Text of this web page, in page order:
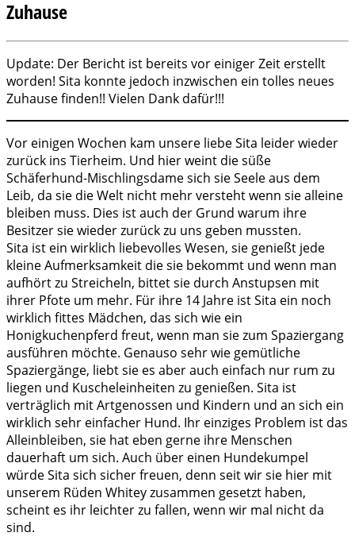
Zuhause
Update: Der Bericht ist bereits vor einiger Zeit erstellt
worden! Sita konnte jedoch inzwischen ein tolles neues
Zuhause finden!! Vielen Dank dafür!!!
Vor einigen Wochen kam unsere liebe Sita leider wieder
zurück ins Tierheim. Und hier weint die süße
Schäferhund-Mischlingsdame sich sie Seele aus dem
Leib, da sie die Welt nicht mehr versteht wenn sie alleine
bleiben muss. Dies ist auch der Grund warum ihre
Besitzer sie wieder zurück zu uns geben mussten.
Sita ist ein wirklich liebevolles Wesen, sie genießt jede
kleine Aufmerksamkeit die sie bekommt und wenn man
aufhört zu Streicheln, bittet sie durch Anstupsen mit
ihrer Pfote um mehr. Für ihre 14 Jahre ist Sita ein noch
wirklich fittes Mädchen, das sich wie ein
Honigkuchenpferd freut, wenn man sie zum Spaziergang
ausführen möchte. Genauso sehr wie gemütliche
Spaziergänge, liebt sie es aber auch einfach nur rum zu
liegen und Kuscheleinheiten zu genießen. Sita ist
verträglich mit Artgenossen und Kindern und an sich ein
wirklich sehr einfacher Hund. Ihr einziges Problem ist das
Alleinbleiben, sie hat eben gerne ihre Menschen
dauerhaft um sich. Auch über einen Hundekumpel
würde Sita sich sicher freuen, denn seit wir sie hier mit
unserem Rüden Whitey zusammen gesetzt haben,
scheint es ihr leichter zu fallen, wenn wir mal nicht da
sind.